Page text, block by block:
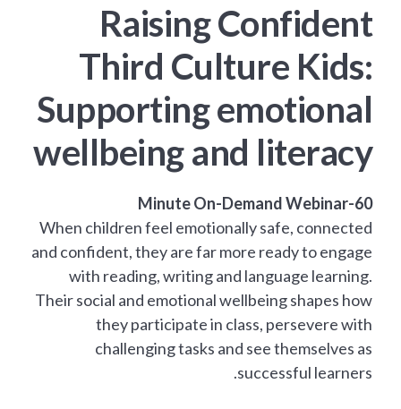
Raising Confident
Third Culture Kids:
Supporting emotional
wellbeing and literacy
60-Minute On-Demand Webinar
When children feel emotionally safe, connected
and confident, they are far more ready to engage
with reading, writing and language learning.
Their social and emotional wellbeing shapes how
they participate in class, persevere with
challenging tasks and see themselves as
successful learners.